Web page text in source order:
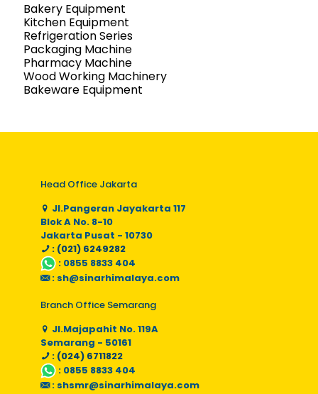
Bakery Equipment
Kitchen Equipment
Refrigeration Series
Packaging Machine
Pharmacy Machine
Wood Working Machinery
Bakeware Equipment
Head Office Jakarta
Jl.Pangeran Jayakarta 117
Blok A No. 8-10
Jakarta Pusat - 10730
: (021) 6249282
: 0855 8833 404
: sh@sinarhimalaya.com
Branch Office Semarang
Jl.Majapahit No. 119A
Semarang - 50161
: (024) 6711822
: 0855 8833 404
: shsmr@sinarhimalaya.com